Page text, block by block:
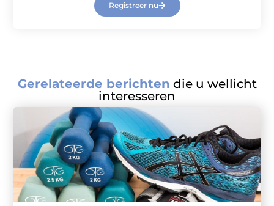
Registreer nu
Gerelateerde berichten die u wellicht
interesseren